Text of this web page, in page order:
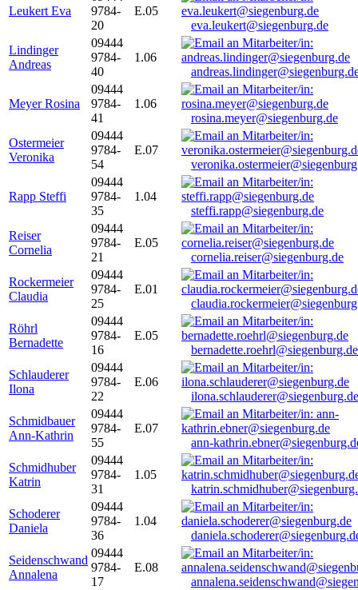
Leukert Eva
9784-
20
E.05
eva.leukert@siegenburg.de
Lindinger
Andreas
09444
9784-
40
1.06
Meyer Rosina
09444
9784-
41
1.06
rosina.meyer@siegenburg.de
Ostermeier
Veronika
09444
9784-
54
E.07
Rapp Steffi
09444
9784-
35
1.04
steffi.rapp@siegenburg.de
Reiser
Cornelia
09444
9784-
21
E.05
cornelia.reiser@siegenburg.de
Rockermeier
Claudia
09444
9784-
25
E.01
Röhrl
Bernadette
09444
9784-
16
E.05
bernadette.roehrl@siegenburg.de
Schlauderer
Ilona
09444
9784-
22
E.06
ilona.schlauderer@siegenburg.de
Schmidbauer
Ann-Kathrin
09444
9784-
55
E.07
ann-
Schmidhuber
Katrin
09444
9784-
31
1.05
Schoderer
Daniela
09444
9784-
36
1.04
Seidenschwand
Annalena
09444
9784-
17
E.08